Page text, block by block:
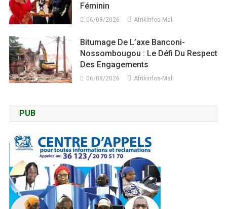
Féminin
06/08/2026 Afrikinfos-Mali
Bitumage De L’axe Banconi-
Nossombougou : Le Défi Du Respect
Des Engagements
06/08/2026 Afrikinfos-Mali
PUB